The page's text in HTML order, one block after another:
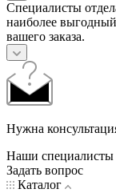
Специалисты
наиболее
вашего заказа.
Нужна
Наши специалисты
Задать вопрос
Каталог